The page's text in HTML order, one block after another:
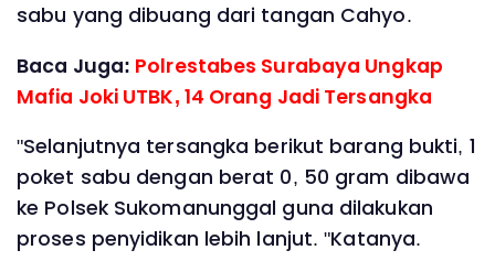
sabu yang dibuang dari tangan Cahyo.
Baca Juga: Polrestabes Surabaya Ungkap
Mafia Joki UTBK, 14 Orang Jadi Tersangka
"Selanjutnya tersangka berikut barang bukti, 1
poket sabu dengan berat 0, 50 gram dibawa
ke Polsek Sukomanunggal guna dilakukan
proses penyidikan lebih lanjut. "Katanya.